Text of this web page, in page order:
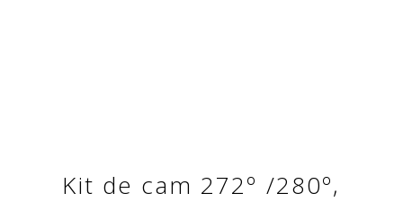
Kit de cam 272º /280º,